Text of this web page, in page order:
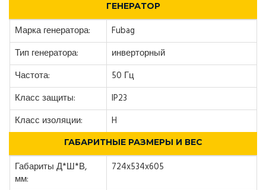
ГЕНЕРАТОР
Марка генератора:
Fubag
Тип генератора:
инверторный
Частота:
50 Гц
Класс защиты:
IP23
Класс изоляции:
H
ГАБАРИТНЫЕ РАЗМЕРЫ И ВЕС
Габариты Д*Ш*В,
мм:
724x534x605